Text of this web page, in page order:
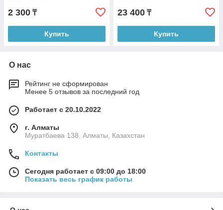
2 300 ₸
Купить
23 400 ₸
Купить
О нас
Рейтинг не сформирован
Менее 5 отзывов за последний год
Работает с 20.10.2022
г. Алматы
Муратбаева 138, Алматы, Казахстан
Контакты
Сегодня работает с 09:00 до 18:00
Показать весь график работы